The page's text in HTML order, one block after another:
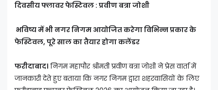
दिवसीय फ्लावर फेस्टिवल : प्रवीण बत्रा जोशी
भविष्य में भी नगर निगम आयोजित करेगा विभिन्न प्रकार के
फेस्टिवल, पूरे साल का तैयार होगा कलेंडर
फरीदाबाद। निगम महापौर श्रीमती प्रवीण बत्रा जोशी ने प्रेस वार्ता में
जानकारी देते हुए बताया कि नगर निगम द्वारा शहरवासियों के लिए